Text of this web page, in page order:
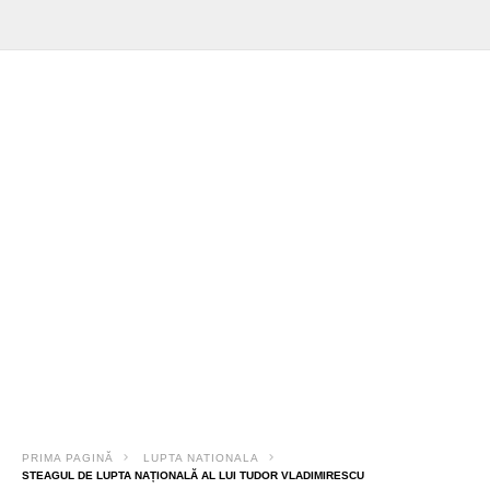
PRIMA PAGINĂ
LUPTA NATIONALA
STEAGUL DE LUPTA NAȚIONALĂ AL LUI TUDOR VLADIMIRESCU